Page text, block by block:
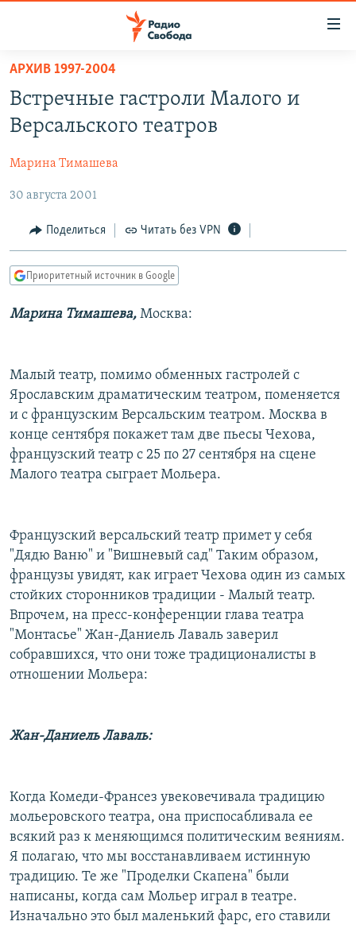
упрощенного
доступа
Вернуться
основному
Вернутся
главной
навигации
Вернутся
поиску
ПОДКАСТЫ
АВТОРСКИЕ ПРОЕКТЫ
ЦИТАТЫ СВОБОДЫ
МНЕНИЯ
КУЛЬТУРА
IDEL.РЕАЛИИ
КАВКАЗ.РЕАЛИИ
СЕВЕР.РЕАЛИИ
РАСПИСАНИЕ ВЕЩАНИЯ
ПОДПИШИТЕСЬ НА РАССЫЛКУ
СОЦИАЛЬНЫЕ СЕТИ
Все сайты РСЕ/РС
АРХИВ 1997-2004
Встречные гастроли Малого и
Версальского театров
Марина Тимашева
30 августа 2001
Поделиться Читать без VPN
Приоритетный источник в Google
Марина Тимашева, Москва:
Малый театр, помимо обменных гастролей с
Ярославским драматическим театром, поменяется
и с французским Версальским театром. Москва в
конце сентября покажет там две пьесы Чехова,
французский театр с 25 по 27 сентября на сцене
Малого театра сыграет Мольера.
Французский версальский театр примет у себя
"Дядю Ваню" и "Вишневый сад" Таким образом,
французы увидят, как играет Чехова один из самых
стойких сторонников традиции - Малый театр.
Впрочем, на пресс-конференции глава театра
"Монтасье" Жан-Даниель Лаваль заверил
собравшихся, что они тоже традиционалисты в
отношении Мольера:
Жан-Даниель Лаваль:
Когда Комеди-Франсез увековечивала традицию
мольеровского театра, она приспосабливала ее
всякий раз к меняющимся политическим веяниям.
Я полагаю, что мы восстанавливаем истинную
традицию. Те же "Проделки Скапена" были
написаны, когда сам Мольер играл в театре.
Изначально это был маленький фарс, его ставили